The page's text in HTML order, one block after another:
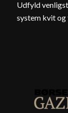
Udfyld
system kvit og